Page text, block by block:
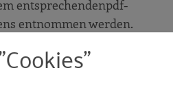
entsprechendenpdf-
entnommen werden.
des
der prioritären